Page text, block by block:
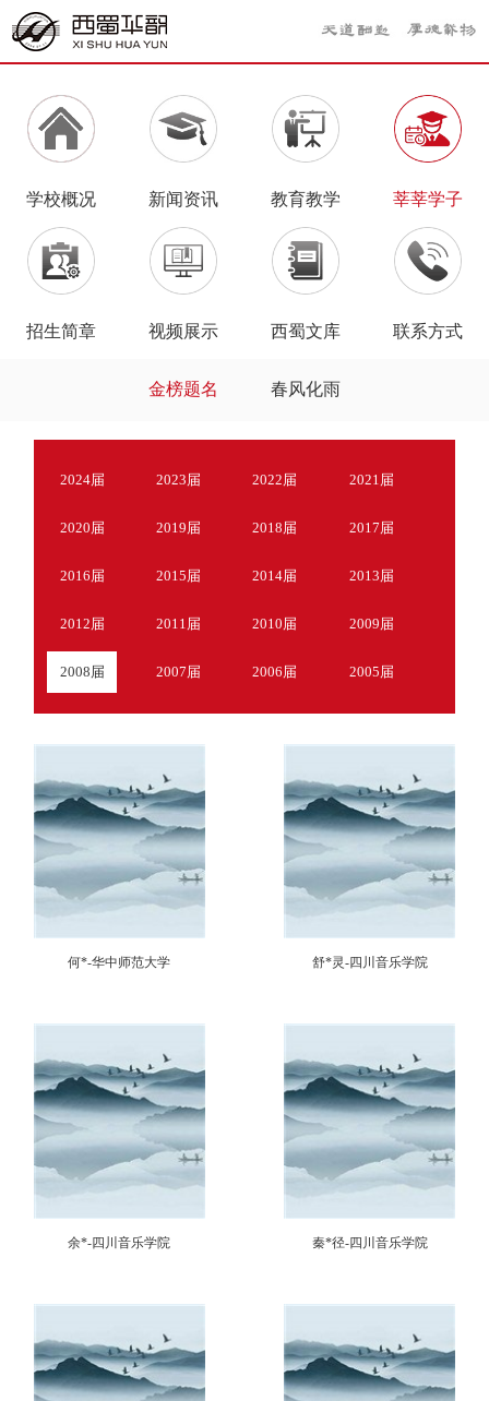
学校概况 新闻资讯 教育教学 莘莘学子
招生简章 视频展示 西蜀文库 联系方式
金榜题名 春风化雨
2024届 2023届 2022届 2021届
2020届 2019届 2018届 2017届
2016届 2015届 2014届 2013届
2012届 2011届 2010届 2009届
2008届 2007届 2006届 2005届
何*-华中师范大学 舒*灵-四川音乐学院
余*-四川音乐学院 秦*径-四川音乐学院